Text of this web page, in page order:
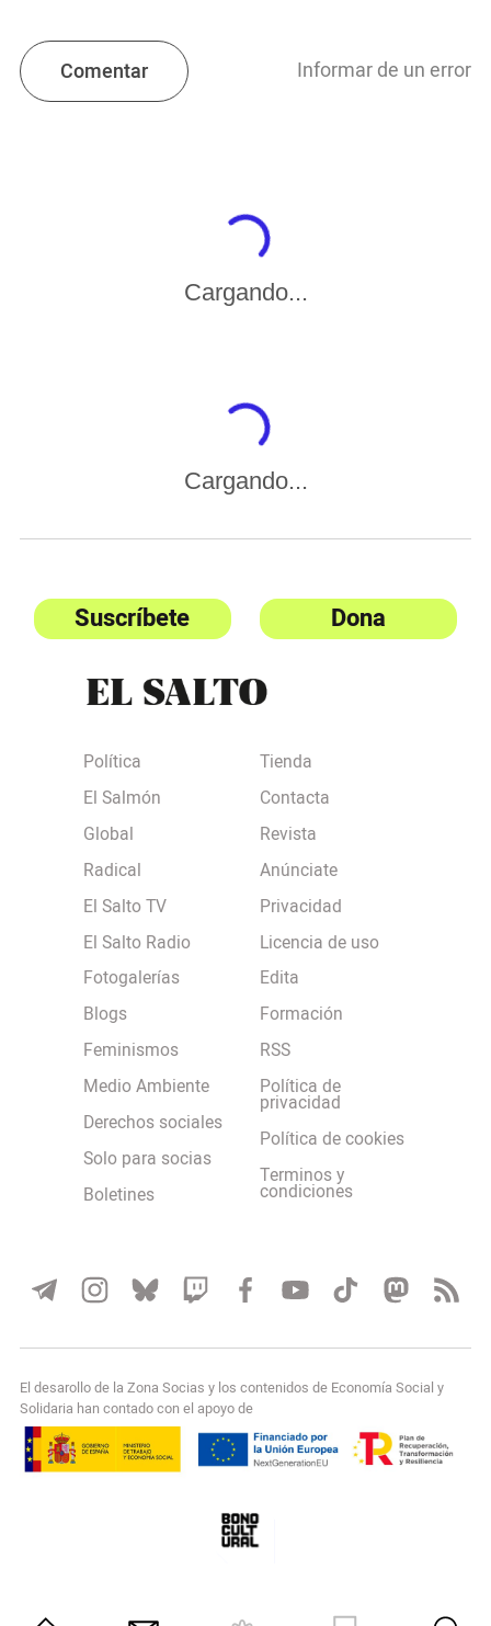
Comentar Informar de un error
Cargando...
Cargando...
Suscríbete Dona
Política
El Salmón
Global
Radical
El Salto TV
El Salto Radio
Fotogalerías
Blogs
Feminismos
Medio Ambiente
Derechos sociales
Solo para socias
Boletines
Tienda
Contacta
Revista
Anúnciate
Privacidad
Licencia de uso
Edita
Formación
RSS
Política de
privacidad
Política de cookies
Terminos y
condiciones
El desarollo de la Zona Socias y los contenidos de Economía Social y
Solidaria han contado con el apoyo de